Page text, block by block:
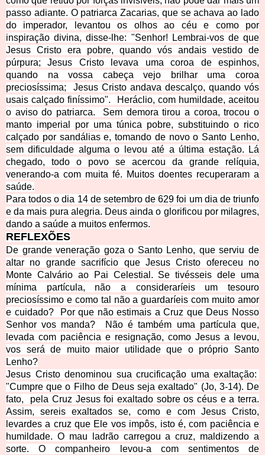
passo adiante. O patriarca Zacarias, que se achava ao lado
do imperador, levantou os olhos ao céu e como por
inspiração divina, disse-lhe: "Senhor! Lembrai-vos de que
Jesus Cristo era pobre, quando vós andais vestido de
púrpura; Jesus Cristo levava uma coroa de espinhos,
quando na vossa cabeça vejo brilhar uma coroa
preciosíssima; Jesus Cristo andava descalço, quando vós
usais calçado finíssimo". Heráclio, com humildade, aceitou
o aviso do patriarca. Sem demora tirou a coroa, trocou o
manto imperial por uma túnica pobre, substituindo o rico
calçado por sandálias e, tomando de novo o Santo Lenho,
sem dificuldade alguma o levou até a última estação. Lá
chegado, todo o povo se acercou da grande relíquia,
venerando-a com muita fé. Muitos doentes recuperaram a
saúde.
Para todos o dia 14 de setembro de 629 foi um dia de triunfo
e da mais pura alegria. Deus ainda o glorificou por milagres,
dando a saúde a muitos enfermos.
REFLEXÕES
De grande veneração goza o Santo Lenho, que serviu de
altar no grande sacrifício que Jesus Cristo ofereceu no
Monte Calvário ao Pai Celestial. Se tivésseis dele uma
mínima partícula, não a consideraríeis um tesouro
preciosíssimo e como tal não a guardaríeis com muito amor
e cuidado? Por que não estimais a Cruz que Deus Nosso
Senhor vos manda? Não é também uma partícula que,
levada com paciência e resignação, como Jesus a levou,
vos será de muito maior utilidade que o próprio Santo
Lenho?
Jesus Cristo denominou sua crucificação uma exaltação:
"Cumpre que o Filho de Deus seja exaltado" (Jo, 3-14). De
fato, pela Cruz Jesus foi exaltado sobre os céus e a terra.
Assim, sereis exaltados se, como e com Jesus Cristo,
levardes a cruz que Ele vos impôs, isto é, com paciência e
humildade. O mau ladrão carregou a cruz, maldizendo a
sorte. O companheiro levou-a com sentimentos de